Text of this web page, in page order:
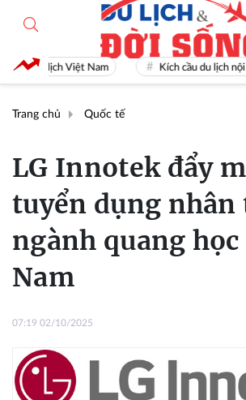
Du lịch Việt Nam Kích cầu du lịch nội địa
Trang chủ Quốc tế
LG Innotek đẩy
tuyển dụng nhân
ngành quang
Nam
07:19 02/10/2025